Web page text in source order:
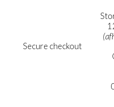
Secure checkout